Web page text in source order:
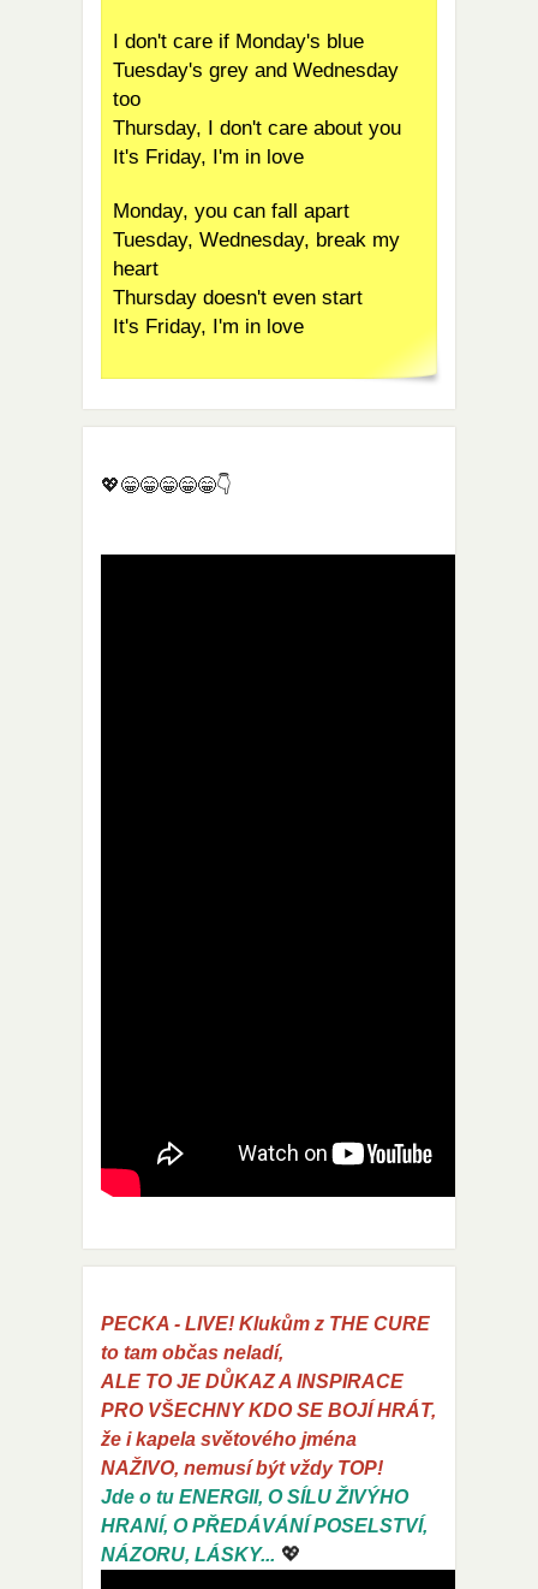
I don't care if Monday's blue
Tuesday's grey and Wednesday
too
Thursday, I don't care about you
It's Friday, I'm in love
Monday, you can fall apart
Tuesday, Wednesday, break my
heart
Thursday doesn't even start
It's Friday, I'm in love
💖😁😁😁😁😁👇
PECKA - LIVE! Klukům z THE CURE
to tam občas neladí,
ALE TO JE DŮKAZ A INSPIRACE
PRO VŠECHNY KDO SE BOJÍ HRÁT,
že i kapela světového jména
NAŽIVO, nemusí být vždy TOP!
Jde o tu ENERGII, O SÍLU ŽIVÝHO
HRANÍ, O PŘEDÁVÁNÍ POSELSTVÍ,
NÁZORU, LÁSKY... 💖